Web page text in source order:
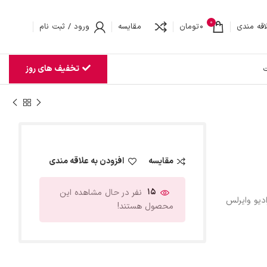
مندی 0
0تومان مقایسه ورود / ثبت نام
تخفیف های روز
وایرلس
مقایسه افزودن به علاقه مندی
15 نفر در حال مشاهده این
محصول هستند!